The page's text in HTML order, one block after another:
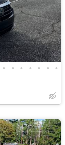
• • • • • • •